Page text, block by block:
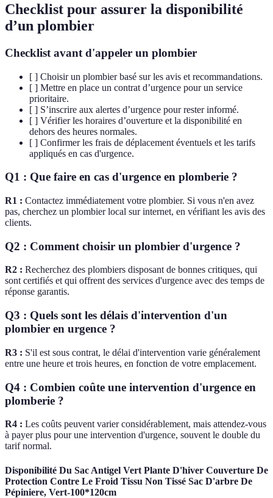
Checklist pour assurer la disponibilité
d’un plombier
Checklist avant d'appeler un plombier
[ ] Choisir un plombier basé sur les avis et recommandations.
[ ] Mettre en place un contrat d’urgence pour un service
prioritaire.
[ ] S’inscrire aux alertes d’urgence pour rester informé.
[ ] Vérifier les horaires d’ouverture et la disponibilité en
dehors des heures normales.
[ ] Confirmer les frais de déplacement éventuels et les tarifs
appliqués en cas d'urgence.
Q1 : Que faire en cas d'urgence en plomberie ?
R1 : Contactez immédiatement votre plombier. Si vous n'en avez
pas, cherchez un plombier local sur internet, en vérifiant les avis des
clients.
Q2 : Comment choisir un plombier d'urgence ?
R2 : Recherchez des plombiers disposant de bonnes critiques, qui
sont certifiés et qui offrent des services d'urgence avec des temps de
réponse garantis.
Q3 : Quels sont les délais d'intervention d'un
plombier en urgence ?
R3 : S'il est sous contrat, le délai d'intervention varie généralement
entre une heure et trois heures, en fonction de votre emplacement.
Q4 : Combien coûte une intervention d'urgence en
plomberie ?
R4 : Les coûts peuvent varier considérablement, mais attendez-vous
à payer plus pour une intervention d'urgence, souvent le double du
tarif normal.
Disponibilité Du Sac Antigel Vert Plante D'hiver Couverture De
Protection Contre Le Froid Tissu Non Tissé Sac D'arbre De
Pépiniere, Vert-100*120cm